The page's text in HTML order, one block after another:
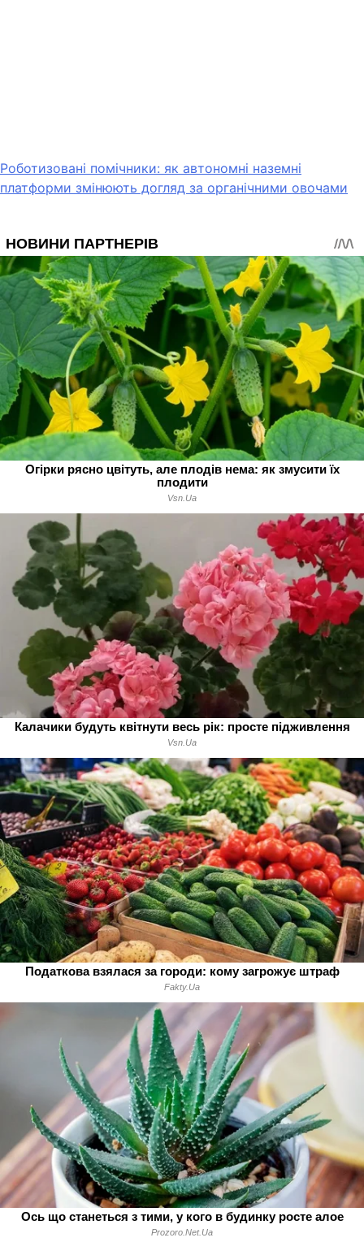
Роботизовані помічники: як автономні наземні
платформи змінюють догляд за органічними овочами